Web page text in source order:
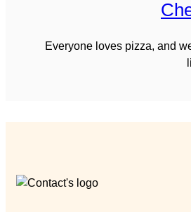
Everyone loves pizza, and